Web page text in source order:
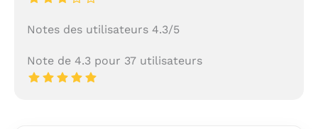
Notes des utilisateurs 4.3/5
Note de 4.3 pour 37 utilisateurs